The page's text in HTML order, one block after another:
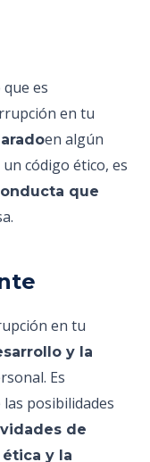
es
en tu
en algún
código ético, es
que
en tu
y la
Es
posibilidades
de
y la